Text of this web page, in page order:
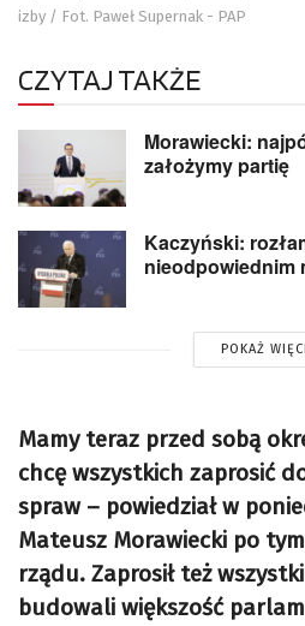
izby / Fot. Paweł Supernak - PAP
CZYTAJ TAKŻE
Morawiecki:
założymy partię
Kaczyński:
nieodpowiednim
POKAŻ
Mamy teraz przed sobą
chcę wszystkich zaprosić
spraw – powiedział w
Mateusz Morawiecki po
rządu. Zaprosił też
budowali większość